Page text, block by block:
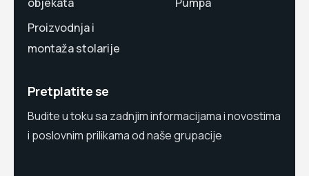
Proizvodnja i
montaža stolarije
Pretplatite se
Budite u toku sa zadnjim informacijama i novostima
i poslovnim prilikama od naše grupacije